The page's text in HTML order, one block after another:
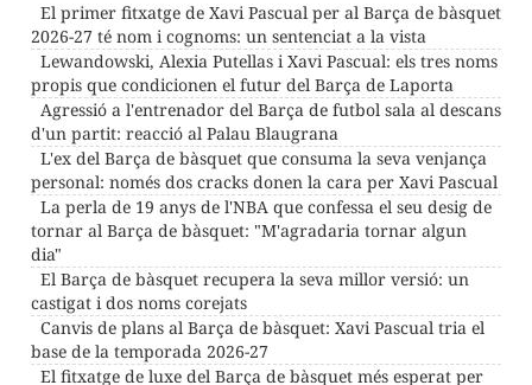
El primer fitxatge de Xavi Pascual per al Barça de bàsquet
2026-27 té nom i cognoms: un sentenciat a la vista
Lewandowski, Alexia Putellas i Xavi Pascual: els tres noms
propis que condicionen el futur del Barça de Laporta
Agressió a l'entrenador del Barça de futbol sala al descans
d'un partit: reacció al Palau Blaugrana
L'ex del Barça de bàsquet que consuma la seva venjança
personal: només dos cracks donen la cara per Xavi Pascual
La perla de 19 anys de l'NBA que confessa el seu desig de
tornar al Barça de bàsquet: "M'agradaria tornar algun
dia"
El Barça de bàsquet recupera la seva millor versió: un
castigat i dos noms corejats
Canvis de plans al Barça de bàsquet: Xavi Pascual tria el
base de la temporada 2026-27
El fitxatge de luxe del Barça de bàsquet més esperat per